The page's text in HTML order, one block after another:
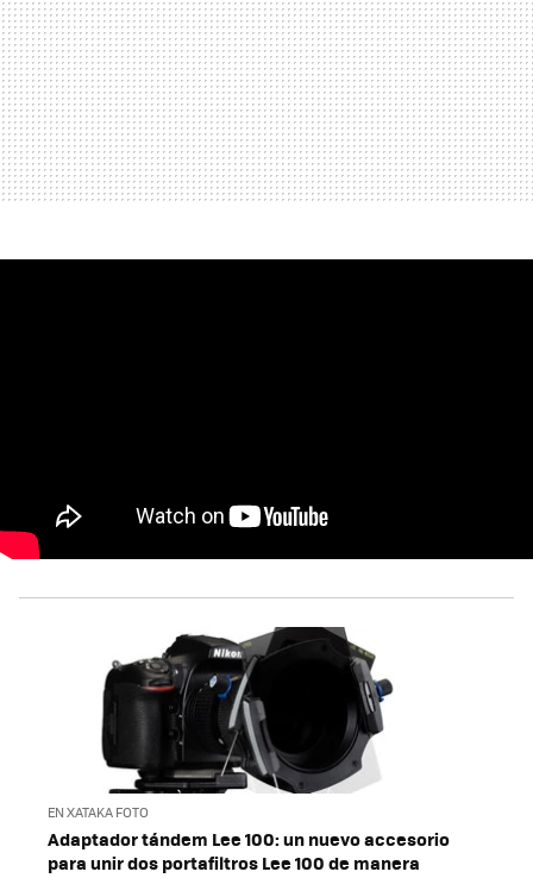
EN XATAKA FOTO
Adaptador tándem Lee 100: un nuevo accesorio
para unir dos portafiltros Lee 100 de manera